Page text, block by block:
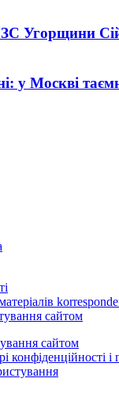
Угорщини
у Москві
сайтом
сайтом
конфіденційності